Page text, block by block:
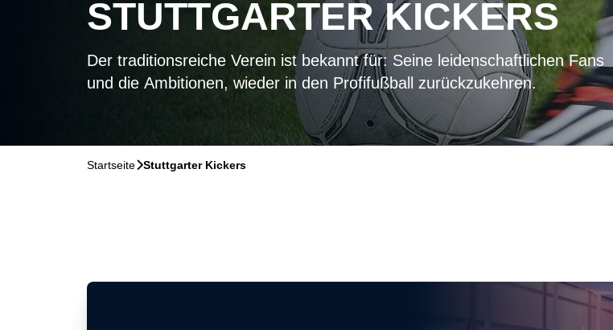
STUTTGARTER KICKERS
Der traditionsreiche Verein ist bekannt für: Seine leidenschaftlichen Fans
und die Ambitionen, wieder in den Profifußball zurückzukehren.
Startseite􀆊Stuttgarter Kickers